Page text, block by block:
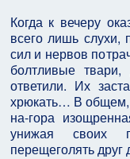
Когда к вечеру
всего лишь
сил и нервов
болтливые
ответили. Их
хрюкать… В общем,
на-гора
унижая своих
перещеголять друг